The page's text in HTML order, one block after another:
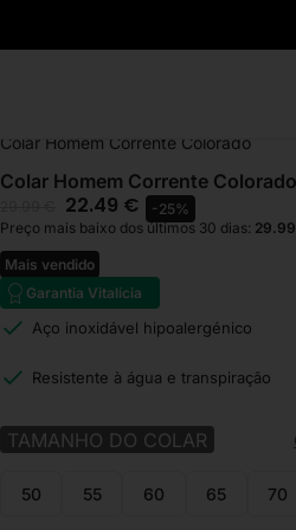
Colar Homem Corrente Colorado
Colar Homem Corrente Colorado
22.49 €
-25%
Preço mais baixo dos últimos 30 dias: 29.99
Mais vendido
Garantia Vitalícia
Aço inoxidável hipoalergénico
Resistente à água e transpiração
TAMANHO DO COLAR
50 55 60 65 70